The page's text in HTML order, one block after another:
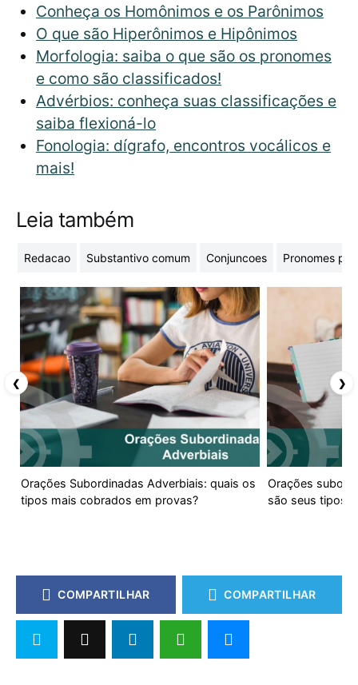
Conheça os Homônimos e os Parônimos
O que são Hiperônimos e Hipônimos
Morfologia: saiba o que são os pronomes
e como são classificados!
Advérbios: conheça suas classificações e
saiba flexioná-lo
Fonologia: dígrafo, encontros vocálicos e
mais!
Leia também
Redacao Substantivo comum Conjuncoes Pronomes
Orações Subordinadas Adverbiais: quais os
tipos mais cobrados em provas?
Orações
são seus tipos?
❮ ❯
COMPARTILHAR COMPARTILHAR